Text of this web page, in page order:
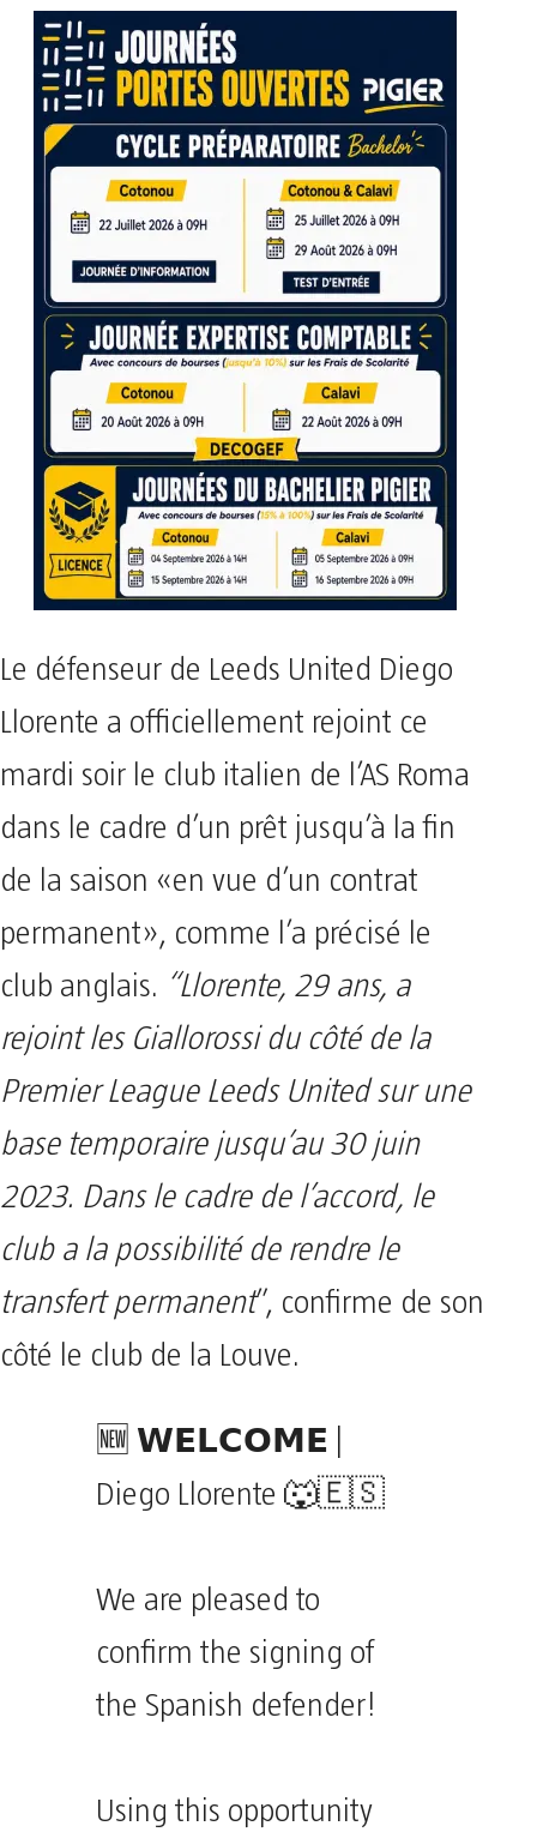
Le défenseur de Leeds United Diego
Llorente a officiellement rejoint ce
mardi soir le club italien de l’AS Roma
dans le cadre d’un prêt jusqu’à la fin
de la saison «en vue d’un contrat
permanent», comme l’a précisé le
club anglais. “Llorente, 29 ans, a
rejoint les Giallorossi du côté de la
Premier League Leeds United sur une
base temporaire jusqu’au 30 juin
2023. Dans le cadre de l’accord, le
club a la possibilité de rendre le
transfert permanent”, confirme de son
côté le club de la Louve.
🆕 𝗪𝗘𝗟𝗖𝗢𝗠𝗘 |
Diego Llorente 🐺🇪🇸
We are pleased to
confirm the signing of
the Spanish defender!
Using this opportunity